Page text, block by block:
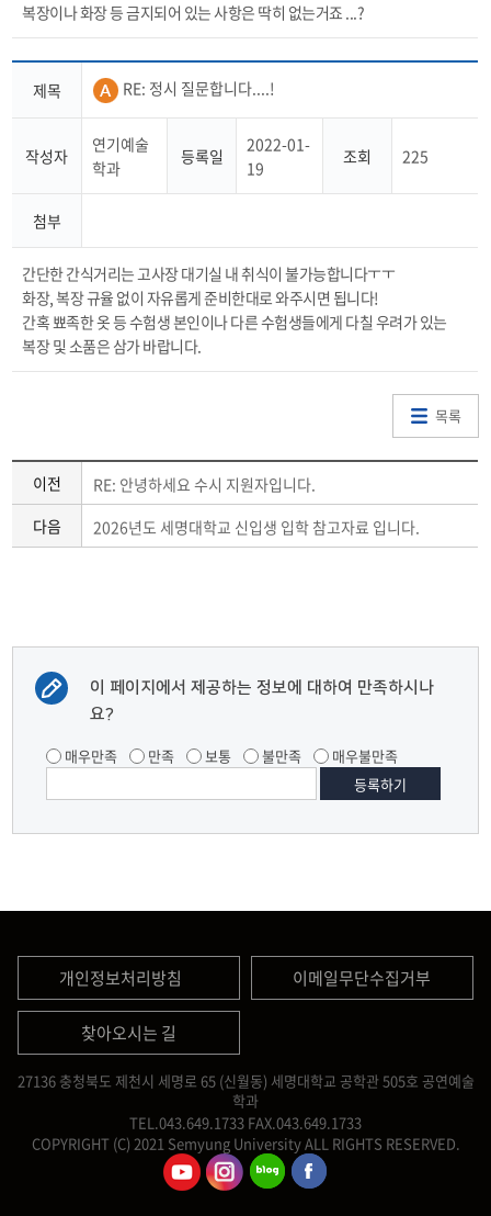
복장이나 화장 등 금지되어 있는 사항은 딱히 없는거죠 ...?
제목 RE: 정시 질문합니다....!
작성자
연기예술
학과
등록일
2022-01-
19
조회 225
첨부
간단한 간식거리는 고사장 대기실 내 취식이 불가능합니다ㅜㅜ
화장, 복장 규율 없이 자유롭게 준비한대로 와주시면 됩니다!
간혹 뾰족한 옷 등 수험생 본인이나 다른 수험생들에게 다칠 우려가 있는
복장 및 소품은 삼가 바랍니다.
목록
이전
RE: 안녕하세요 수시 지원자입니다.
다음
2026년도 세명대학교 신입생 입학 참고자료 입니다.
이 페이지에서 제공하는 정보에 대하여 만족하시나
요?
매우만족 만족 보통 불만족 매우불만족
개인정보처리방침 이메일무단수집거부
찾아오시는 길
27136 충청북도 제천시 세명로 65 (신월동) 세명대학교 공학관 505호 공연예술
학과
TEL.043.649.1733 FAX.043.649.1733
COPYRIGHT (C) 2021 Semyung University ALL RIGHTS RESERVED.